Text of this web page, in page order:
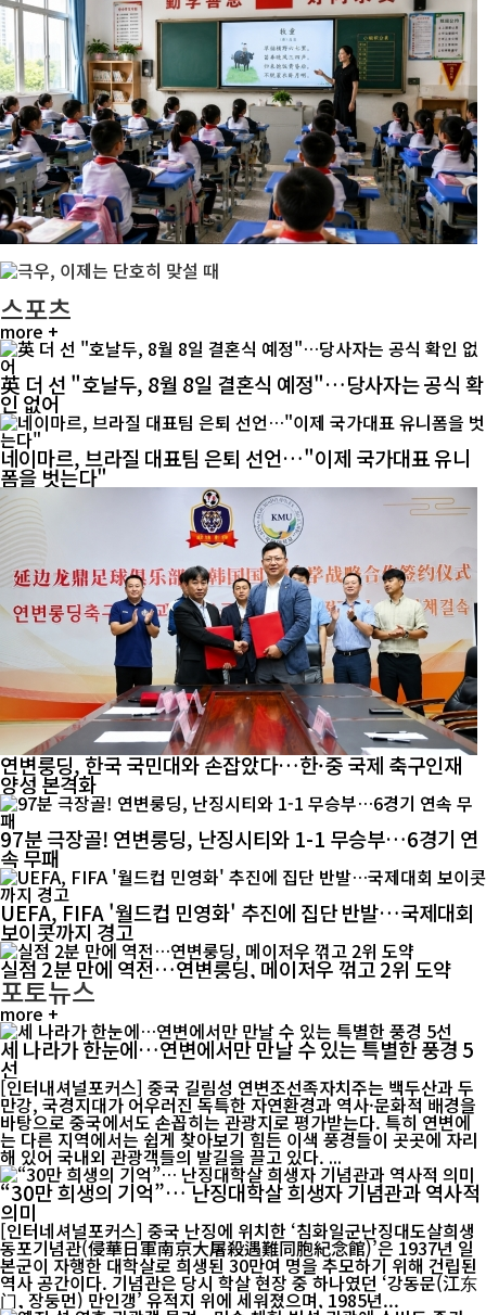
스포츠
more +
英 더 선 "호날두, 8월 8일 결혼식 예정"…당사자는 공식 확
인 없어
네이마르, 브라질 대표팀 은퇴 선언…"이제 국가대표 유니
폼을 벗는다"
연변룽딩, 한국 국민대와 손잡았다…한·중 국제 축구인재
양성 본격화
97분 극장골! 연변룽딩, 난징시티와 1-1 무승부…6경기 연
속 무패
UEFA, FIFA '월드컵 민영화' 추진에 집단 반발…국제대회
보이콧까지 경고
실점 2분 만에 역전…연변룽딩, 메이저우 꺾고 2위 도약
포토뉴스
more +
세 나라가 한눈에…연변에서만 만날 수 있는 특별한 풍경 5
선
[인터내셔널포커스] 중국 길림성 연변조선족자치주는 백두산과 두
만강, 국경지대가 어우러진 독특한 자연환경과 역사·문화적 배경을
바탕으로 중국에서도 손꼽히는 관광지로 평가받는다. 특히 연변에
는 다른 지역에서는 쉽게 찾아보기 힘든 이색 풍경들이 곳곳에 자리
해 있어 국내외 관광객들의 발길을 끌고 있다. ...
“30만 희생의 기억”… 난징대학살 희생자 기념관과 역사적
의미
[인터네셔널포커스] 중국 난징에 위치한 ‘침화일군난징대도살희생
동포기념관(侵華日軍南京大屠殺遇難同胞紀念館)’은 1937년 일
본군이 자행한 대학살로 희생된 30만여 명을 추모하기 위해 건립된
역사 공간이다. 기념관은 당시 학살 현장 중 하나였던 ‘강동문(江东
门, 장둥먼) 만인갱’ 유적지 위에 세워졌으며, 1985년...